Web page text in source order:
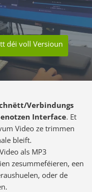
déi voll Versioun
Verbindungs
Interface. Et
Video ze trimmen
bleift.
als MP3
zesummeféieren, een
oder de